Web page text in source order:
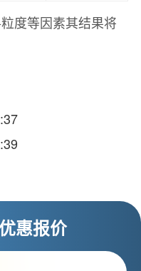
度等因素其结果将
惠报价